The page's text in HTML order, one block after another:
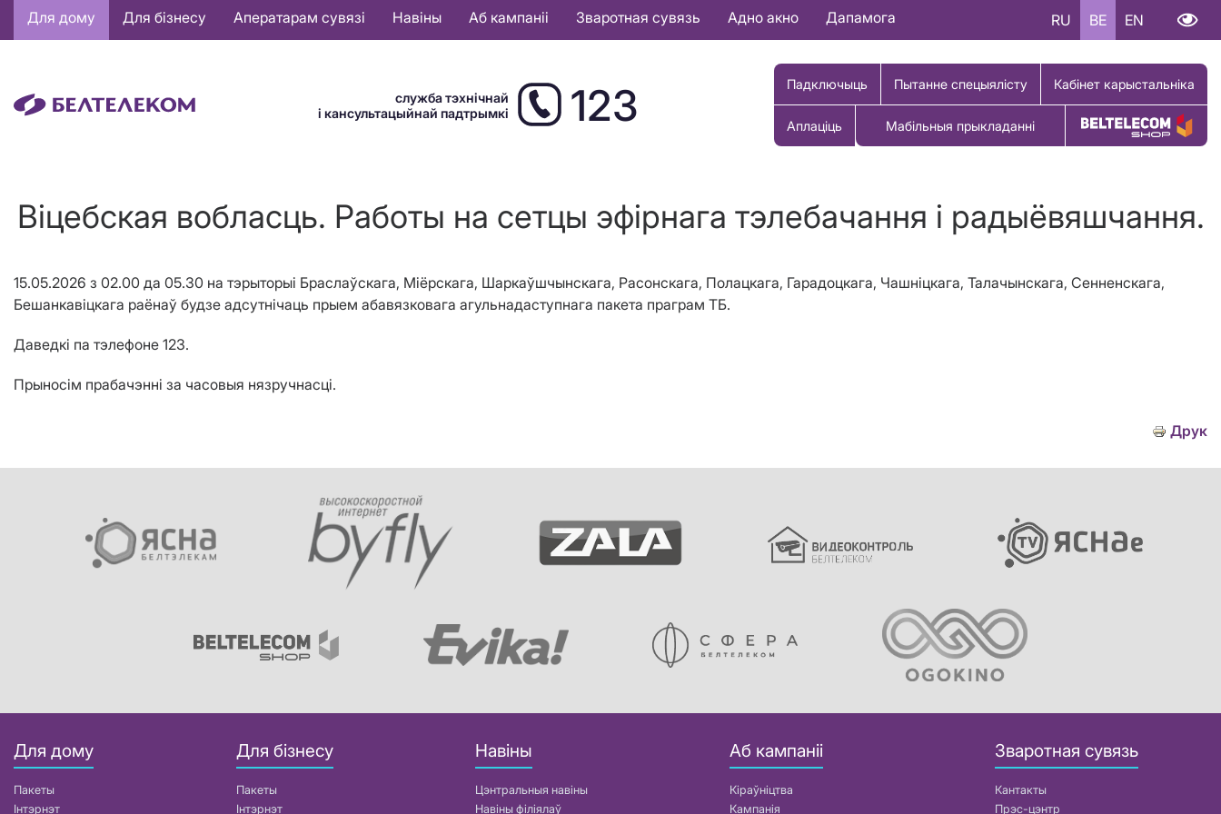
Основная
навигация
Для дому Для бізнесу Аператарам сувязі Навіны Аб кампаніі Зваротная сувязь Адно акно Дапамога RU BE EN
служба тэхнічнай
і кансультацыйнай падтрымкі
123 Падключыць Пытанне спецыялісту Кабінет карыстальніка
Аплаціць Мабільныя прыкладанні Купіць тавар
Віцебская вобласць. Работы на сетцы эфірнага тэлебачання і радыёвяшчання.
15.05.2026 з 02.00 да 05.30 на тэрыторыі Браслаўскага, Міёрскага, Шаркаўшчынскага, Расонскага, Полацкага, Гарадоцкага, Чашніцкага, Талачынскага, Сенненскага,
Бешанкавіцкага раёнаў будзе адсутнічаць прыем абавязковага агульнадаступнага пакета праграм ТБ.
Даведкі па тэлефоне 123.
Прыносім прабачэнні за часовыя нязручнасці.
Друк
Для дому
Пакеты
Інтэрнэт
Для бізнесу
Пакеты
Інтэрнэт
Навіны
Цэнтральныя навіны
Навіны філіялаў
Аб кампаніі
Кіраўніцтва
Кампанія
Зваротная сувязь
Кантакты
Прэс-цэнтр